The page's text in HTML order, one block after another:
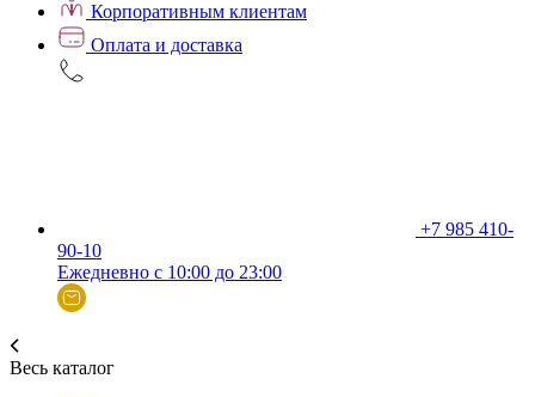
Корпоративным клиентам
Оплата и доставка
+7 985 410-
90-10
Ежедневно с 10:00 до 23:00
Весь каталог